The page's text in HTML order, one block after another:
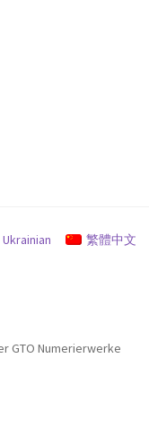
Ukrainian 繁體中文
GTO Numerierwerke